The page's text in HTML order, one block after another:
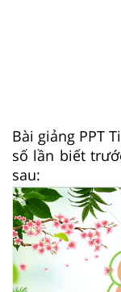
Bài giảng PPT
số lần biết
sau: